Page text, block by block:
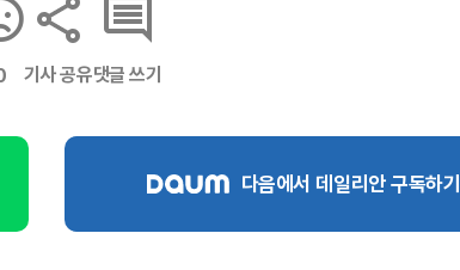
기사 공유댓글 쓰기
다음에서 데일리안 구독하기